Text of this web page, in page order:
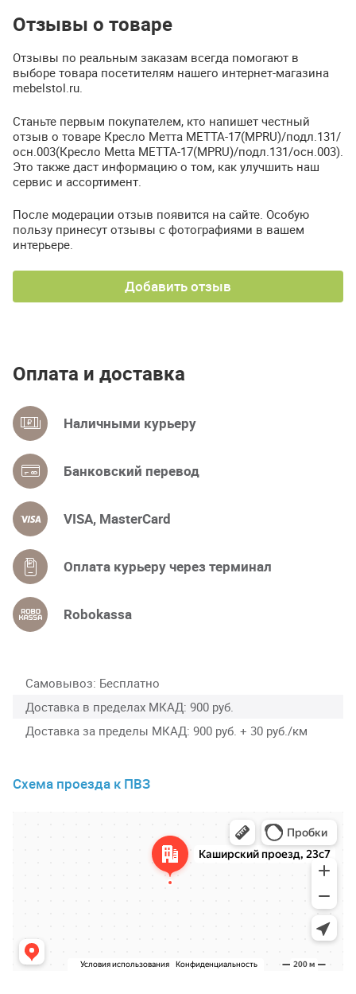
Отзывы о товаре
Отзывы по реальным заказам всегда помогают в
выборе товара посетителям нашего интернет-магазина
mebelstol.ru.
Станьте первым покупателем, кто напишет честный
отзыв о товаре Кресло Метта МЕТТА-17(MPRU)/подл.131/
осн.003(Кресло Metta МЕТТА-17(MPRU)/подл.131/осн.003).
Это также даст информацию о том, как улучшить наш
сервис и ассортимент.
После модерации отзыв появится на сайте. Особую
пользу принесут отзывы с фотографиями в вашем
интерьере.
Добавить отзыв
Оплата и доставка
Наличными курьеру
Банковский перевод
VISA, MasterCard
Оплата курьеру через терминал
Robokassa
Самовывоз Бесплатно
Доставка в пределах МКАД 900 руб.
Доставка за пределы МКАД 900 руб. + 30 руб./км
Схема проезда к ПВЗ